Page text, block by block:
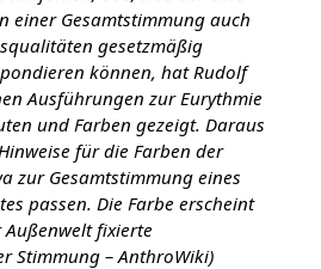
einer Gesamtstimmung auch
gesetzmäßig
können, hat Rudolf
Ausführungen zur Eurythmie
und Farben gezeigt. Daraus
für die Farben der
zur Gesamtstimmung eines
passen. Die Farbe erscheint
fixierte
Stimmung – AnthroWiki)